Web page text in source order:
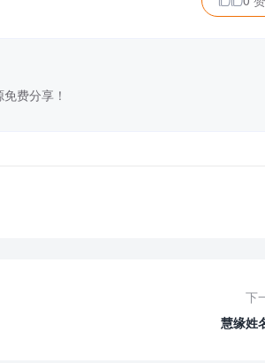
费分享！
下
慧缘姓